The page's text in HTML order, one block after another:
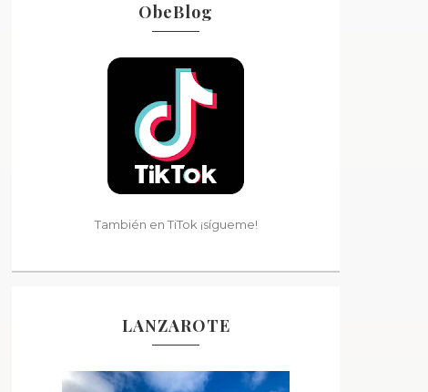
ObeBlog
También en TiTok ¡sígueme!
LANZAROTE